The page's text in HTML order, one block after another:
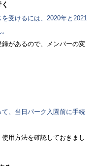
受けるには、2020年と2021
があるので、メンバーの変
、当日パーク入園前に手続
用方法を確認しておきまし